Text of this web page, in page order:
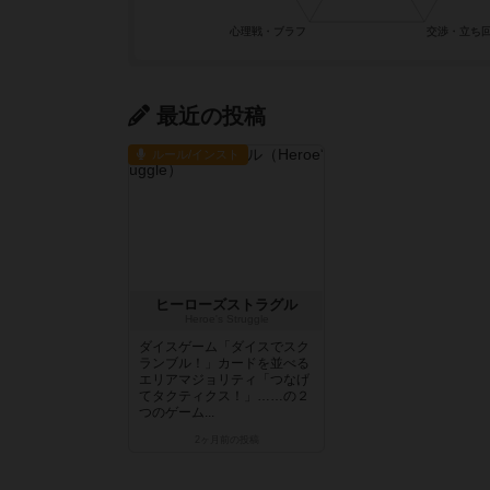
最近の投稿
ルール/インスト
ヒーローズストラグル
ダイスゲーム「ダイスでスク
ランブル！」カードを並べる
エリアマジョリティ「つなげ
てタクティクス！」……の２
つのゲーム...